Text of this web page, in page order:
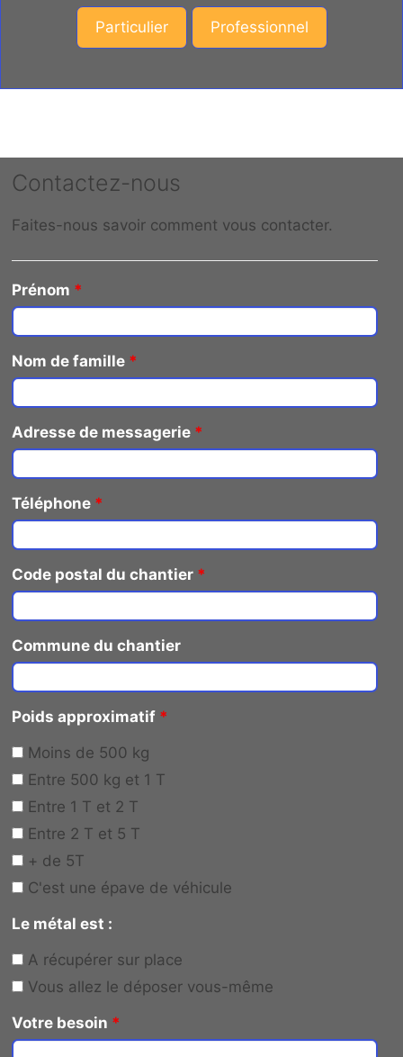
Particulier Professionnel
Contactez-nous
Faites-nous savoir comment vous contacter.
Prénom *
Nom de famille *
Adresse de messagerie *
Téléphone *
Code postal du chantier *
Commune du chantier
Poids approximatif *
Moins de 500 kg
Entre 500 kg et 1 T
Entre 1 T et 2 T
Entre 2 T et 5 T
+ de 5T
C'est une épave de véhicule
Le métal est :
A récupérer sur place
Vous allez le déposer vous-même
Votre besoin *